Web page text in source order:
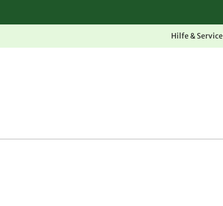
Hilfe & Service